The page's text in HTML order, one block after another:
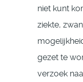
niet kunt
ziekte,
gezet te
verzoek